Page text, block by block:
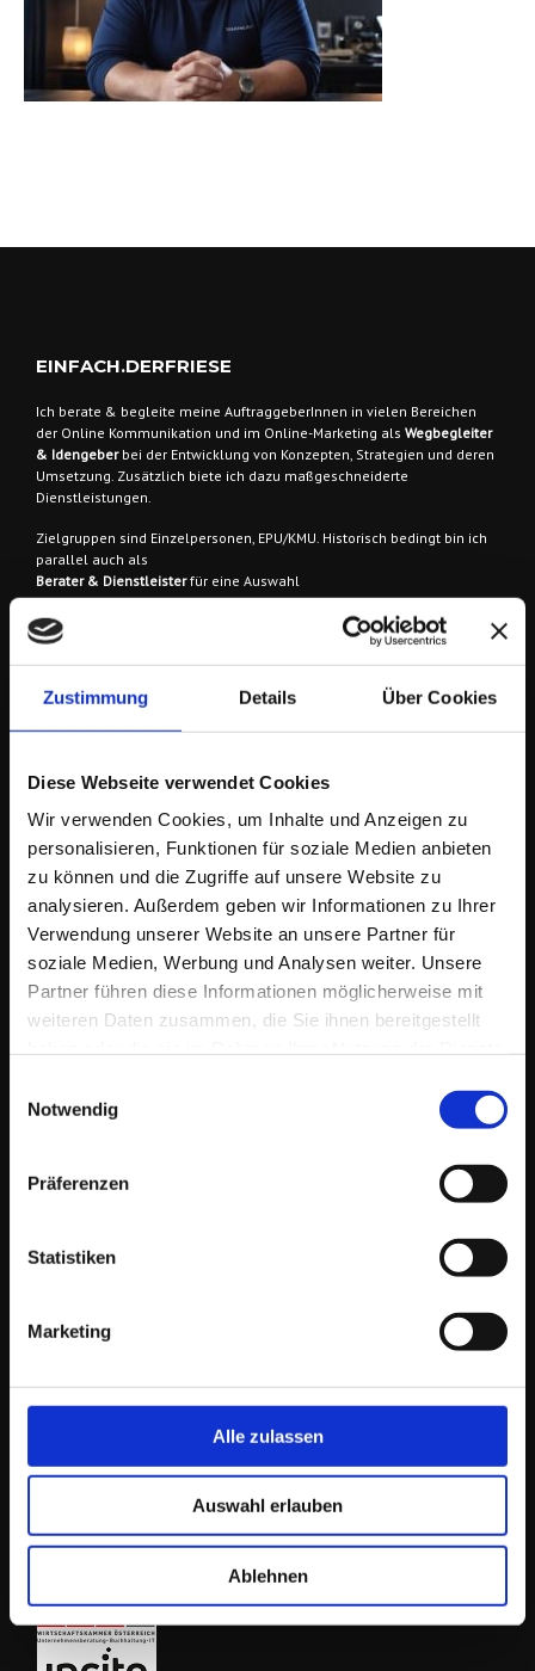
Zustimmung Details Über Cookies
Diese Webseite verwendet Cookies
Wir verwenden Cookies, um Inhalte und Anzeigen zu
personalisieren, Funktionen für soziale Medien anbieten
zu können und die Zugriffe auf unsere Website zu
analysieren. Außerdem geben wir Informationen zu Ihrer
Verwendung unserer Website an unsere Partner für
soziale Medien, Werbung und Analysen weiter. Unsere
Partner führen diese Informationen möglicherweise mit
weiteren Daten zusammen, die Sie ihnen bereitgestellt
Notwendig
Präferenzen
Statistiken
Marketing
Alle zulassen
Auswahl erlauben
Ablehnen
EINFACH.DERFRIESE
Ich berate & begleite meine AuftraggeberInnen in vielen Bereichen
der Online Kommunikation und im Online-Marketing als Wegbegleiter
& Idengeber bei der Entwicklung von Konzepten, Strategien und deren
Umsetzung. Zusätzlich biete ich dazu maßgeschneiderte
Dienstleistungen.
Zielgruppen sind Einzelpersonen, EPU/KMU. Historisch bedingt bin ich
parallel auch als
Berater & Dienstleisterfür eine Auswahl
größerer Unternehmen im In- & Ausland tätig.
KONTAKT
Österreich / Südsteiermark
E-Mail:wegbegleiter@derfriese.eu
Service Ö: +43 (1) 205 108 5504
Service D +49 (30) 652 124 470
Über unsere Stammtische
Zertifizierungen, Mitgliedschaften, Kooperationen und Partnerschaften: